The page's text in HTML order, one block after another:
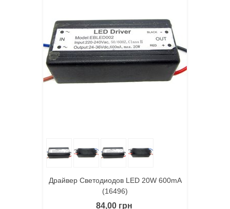
Драйвер Светодиодов LED 20W 600mA
(16496)
84,00 грн